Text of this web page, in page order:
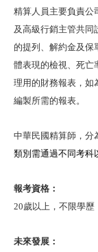
精算人員主要負責公
及高級行銷主管共同
的提列、解約金及保
體表現的檢視、死亡
理用的財務報表，如
編製所需的報表。
中華民國精算師，分
類別需通過不同考科
報考資格：
20歲以上，不限學歷
未來發展：